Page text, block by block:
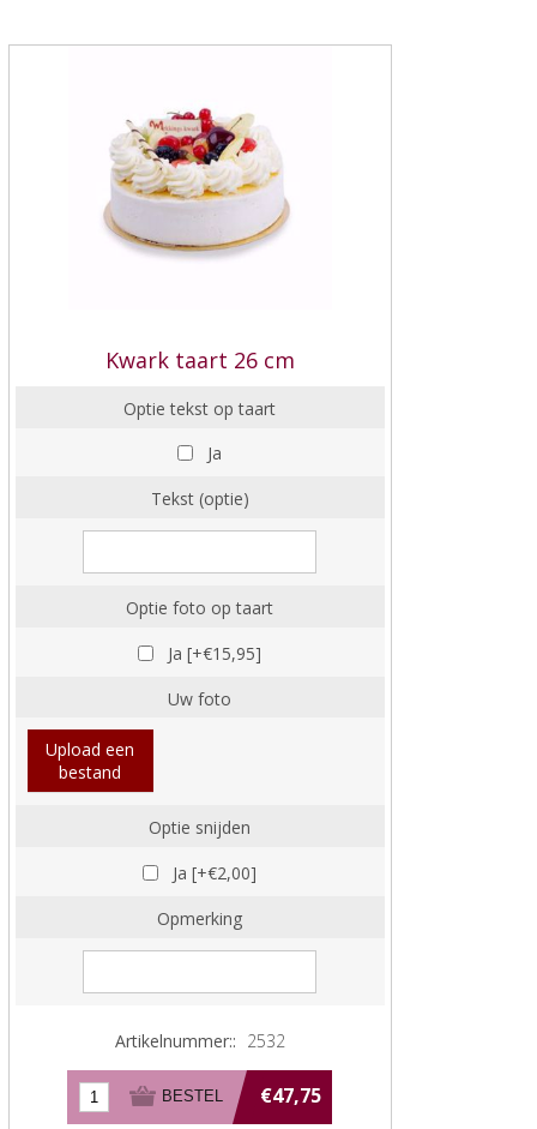
Kwark taart 26 cm
Optie tekst op taart
Ja
Tekst (optie)
Optie foto op taart
Ja [+€15,95]
Uw foto
Upload een
bestand
Optie snijden
Ja [+€2,00]
Opmerking
Artikelnummer:: 2532
€47,75